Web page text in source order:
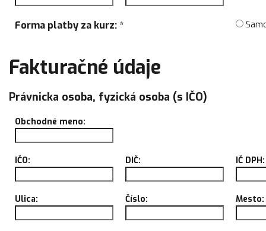
Forma platby za kurz: *
Fakturačné údaje
Právnicka osoba, fyzická osoba (s IČO)
Obchodné meno:
IČO: DIČ: IČ DPH:
Ulica: Číslo: Mesto: